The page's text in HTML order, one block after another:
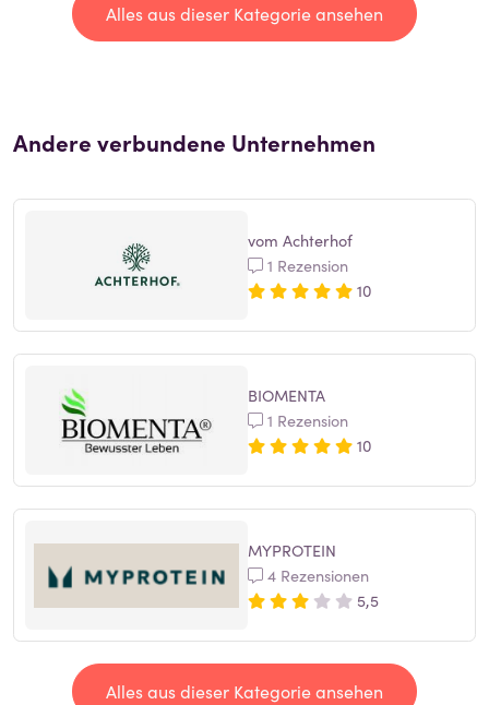
Alles aus dieser Kategorie ansehen
Andere verbundene Unternehmen
vom Achterhof
1 Rezension
10
BIOMENTA
1 Rezension
10
MYPROTEIN
4 Rezensionen
5,5
Alles aus dieser Kategorie ansehen